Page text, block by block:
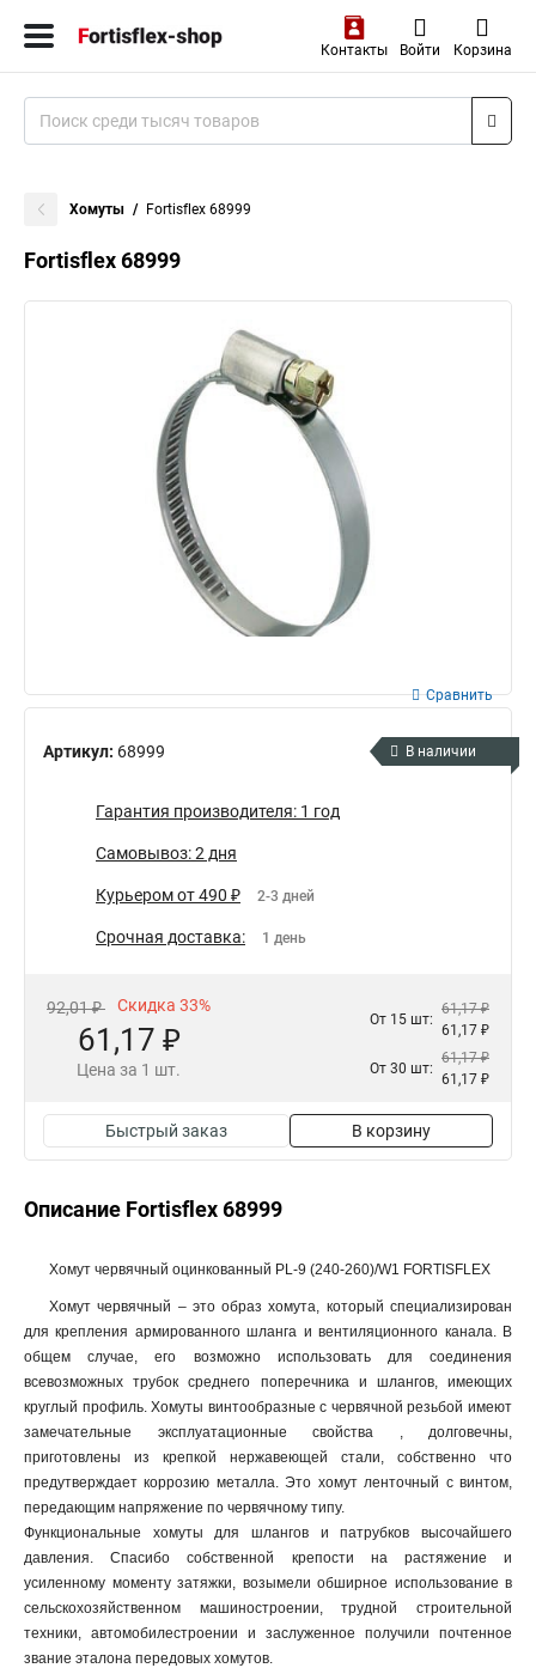
Контакты Войти Корзина
Хомуты Fortisflex 68999
Fortisflex 68999
Артикул: 68999
Сравнить
В наличии
Гарантия производителя: 1 год
Самовывоз: 2 дня
Курьером от 490 ₽ 2-3 дней
Срочная доставка: 1 день
92,01 ₽ Скидка 33%
61,17 ₽
Цена за 1 шт.
От 15 шт:
61,17 ₽
61,17 ₽
От 30 шт:
61,17 ₽
61,17 ₽
Быстрый заказ В корзину
Описание Fortisflex 68999
Хомут червячный оцинкованный PL-9 (240-260)/W1 FORTISFLEX
Хомут червячный – это образ хомута, который специализирован
для крепления армированного шланга и вентиляционного канала. В
общем случае, его возможно использовать для соединения
всевозможных трубок среднего поперечника и шлангов, имеющих
круглый профиль. Хомуты винтообразные с червячной резьбой имеют
замечательные эксплуатационные свойства , долговечны,
приготовлены из крепкой нержавеющей стали, собственно что
предутверждает коррозию металла. Это хомут ленточный с винтом,
передающим напряжение по червячному типу.
Функциональные хомуты для шлангов и патрубков высочайшего
давления. Спасибо собственной крепости на растяжение и
усиленному моменту затяжки, возымели обширное использование в
сельскохозяйственном машиностроении, трудной строительной
техники, автомобилестроении и заслуженное получили почтенное
звание эталона передовых хомутов.